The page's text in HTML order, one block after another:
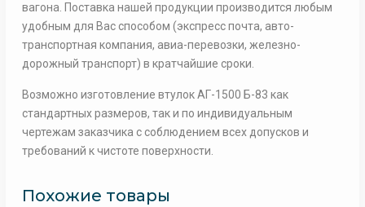
вагона. Поставка нашей продукции производится любым
удобным для Вас способом (экспресс почта, авто-
транспортная компания, авиа-перевозки, железно-
дорожный транспорт) в кратчайшие сроки.
Возможно изготовление втулок АГ-1500 Б-83 как
стандартных размеров, так и по индивидуальным
чертежам заказчика с соблюдением всех допусков и
требований к чистоте поверхности.
Похожие товары